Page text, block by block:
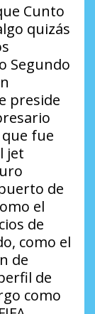
Cunto
quizás
Segundo
preside
fue
jet
de
el
de
como el
de
de
como